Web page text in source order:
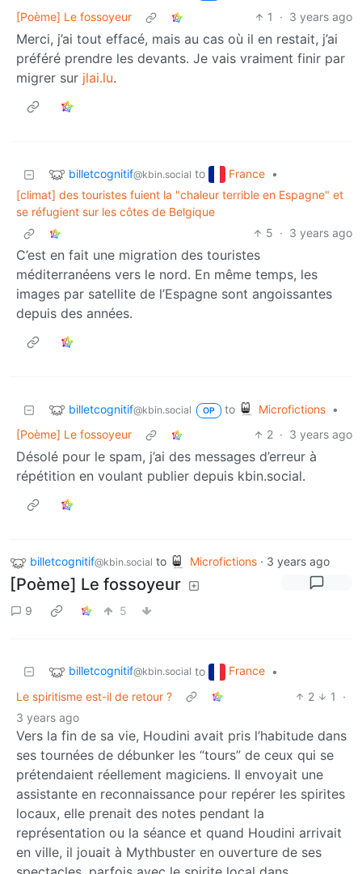
[Poème] Le fossoyeur
1 · 3 years ago
Merci, j’ai tout effacé, mais au cas où il en restait, j’ai
préféré prendre les devants. Je vais vraiment finir par
migrer sur jlai.lu.
billetcognitif@kbin.social to France •
[climat] des touristes fuient la "chaleur terrible en Espagne" et
se réfugient sur les côtes de Belgique
5 · 3 years ago
C’est en fait une migration des touristes
méditerranéens vers le nord. En même temps, les
images par satellite de l’Espagne sont angoissantes
depuis des années.
billetcognitif@kbin.social OP to Microfictions
•
[Poème] Le fossoyeur
2 · 3 years ago
Désolé pour le spam, j’ai des messages d’erreur à
répétition en voulant publier depuis kbin.social.
billetcognitif@kbin.social to Microfictions · 3 years ago
[Poème] Le fossoyeur
9 5
billetcognitif@kbin.social to France •
Le spiritisme est-il de retour ?
2 1
·
3 years ago
Vers la fin de sa vie, Houdini avait pris l’habitude dans
ses tournées de débunker les “tours” de ceux qui se
prétendaient réellement magiciens. Il envoyait une
assistante en reconnaissance pour repérer les spirites
locaux, elle prenait des notes pendant la
représentation ou la séance et quand Houdini arrivait
en ville, il jouait à Mythbuster en ouverture de ses